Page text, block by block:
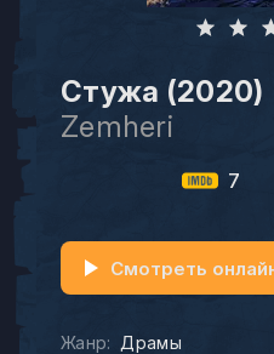
Стужа (2020)
Zemheri
7
Жанр: Драмы
Смотреть